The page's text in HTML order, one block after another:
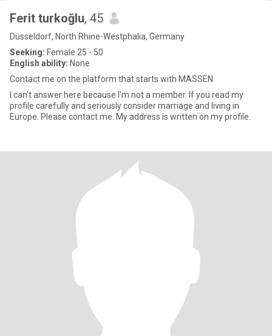
Ferit turkoğlu, 45
Düsseldorf, North Rhine-Westphalia, Germany
Seeking: Female 25 - 50
English ability: None
Contact me on the platform that starts with MASSEN
I can't answer here because I'm not a member. If you read my
profile carefully and seriously consider marriage and living in
Europe. Please contact me. My address is written on my profile.